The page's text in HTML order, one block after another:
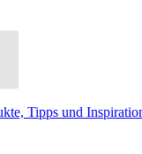
Tipps und